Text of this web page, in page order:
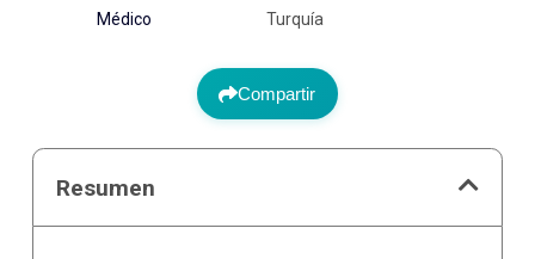
Médico
Turquía
Compartir
Resumen